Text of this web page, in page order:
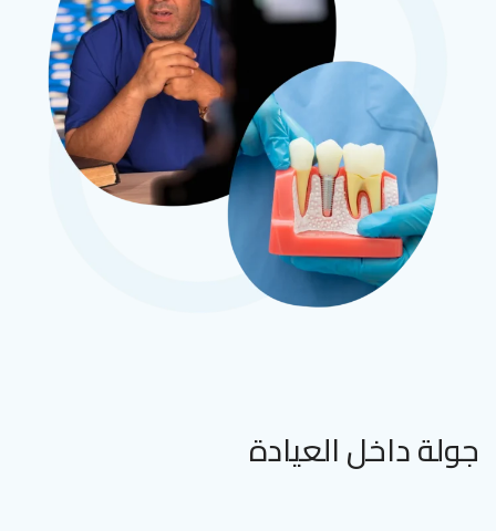
جولة داخل العيادة